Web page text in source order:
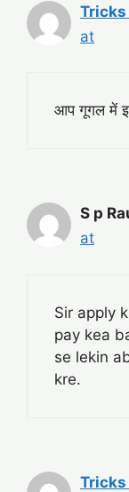
at
आप गूगल में
S p
at
Sir apply
pay kea
se lekin
kre.